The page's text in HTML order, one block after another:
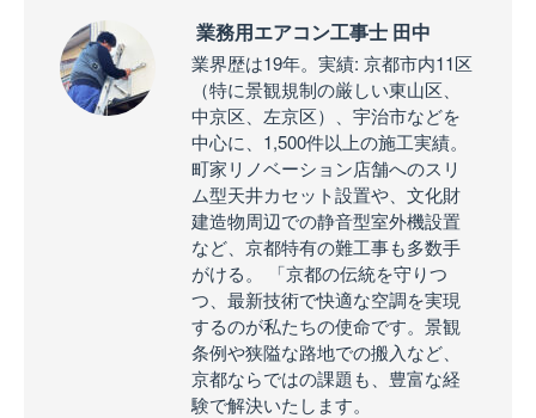
業務用エアコン工事士 田中
業界歴は19年。実績: 京都市内11区
（特に景観規制の厳しい東山区、
中京区、左京区）、宇治市などを
中心に、1,500件以上の施工実績。
町家リノベーション店舗へのスリ
ム型天井カセット設置や、文化財
建造物周辺での静音型室外機設置
など、京都特有の難工事も多数手
がける。 「京都の伝統を守りつ
つ、最新技術で快適な空調を実現
するのが私たちの使命です。景観
条例や狭隘な路地での搬入など、
京都ならではの課題も、豊富な経
験で解決いたします。